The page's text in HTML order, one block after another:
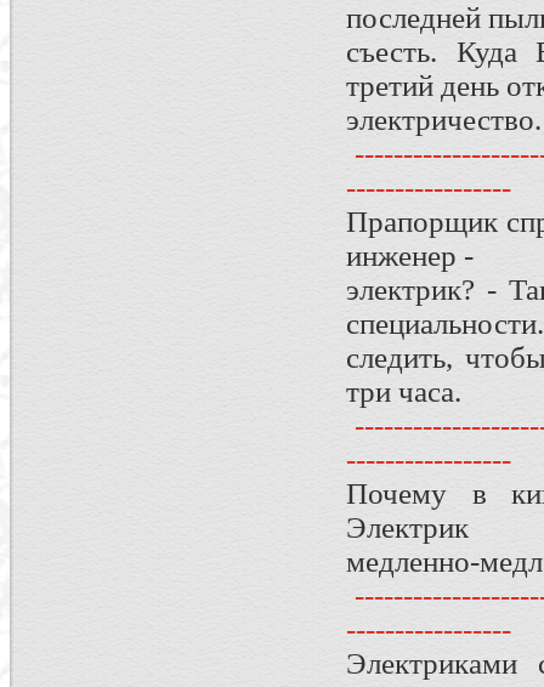
последней
съесть.
третий день
электричество.
-----------------
Прапорщик
инженер -
электрик? -
следить,
три часа.
-----------------
Почему в
Электрик
медленно-
-----------------
Электриками